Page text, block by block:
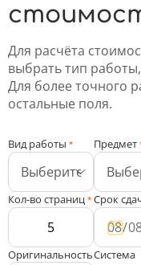
Для расчёта
выбрать тип
Для более точного
остальные поля.
Вид работы * Предмет
Кол-во страниц * Срок
ОригинальностьСистема